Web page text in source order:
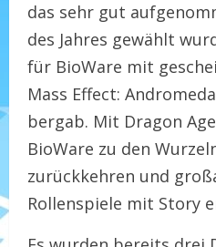
das sehr gut
des Jahres gewählt
für BioWare mit
Mass Effect:
bergab. Mit Dragon
BioWare zu den
zurückkehren und
Rollenspiele mit Story